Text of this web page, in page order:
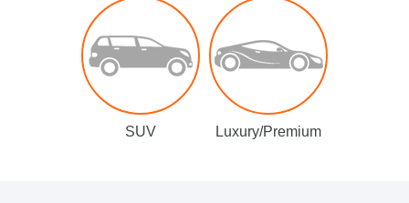
SUV Luxury/Premium